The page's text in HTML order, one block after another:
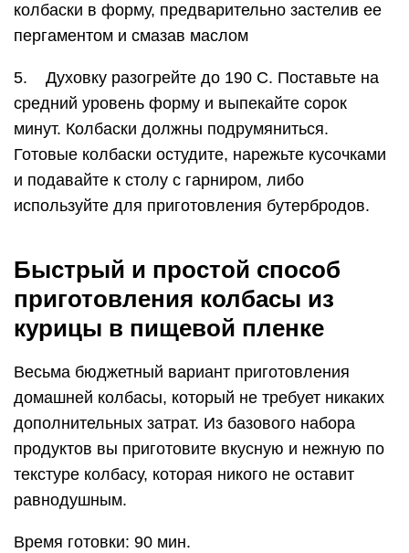
колбаски в форму, предварительно застелив ее
пергаментом и смазав маслом
5. Духовку разогрейте до 190 С. Поставьте на
средний уровень форму и выпекайте сорок
минут. Колбаски должны подрумяниться.
Готовые колбаски остудите, нарежьте кусочками
и подавайте к столу с гарниром, либо
используйте для приготовления бутербродов.
Быстрый и простой способ
приготовления колбасы из
курицы в пищевой пленке
Весьма бюджетный вариант приготовления
домашней колбасы, который не требует никаких
дополнительных затрат. Из базового набора
продуктов вы приготовите вкусную и нежную по
текстуре колбасу, которая никого не оставит
равнодушным.
Время готовки: 90 мин.